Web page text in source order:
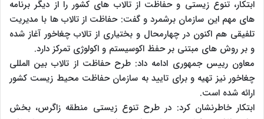
ابتکار، تنوع زیستی و حفاظت از تالاب های کشور را از دیگر برنامه
های مهم این سازمان برشمرد و گفت: حفاظت از تالاب ها با مدیریت
تلفیقی هم اکنون در چهارمحال و بختیاری از تالاب چغاخور آغاز شده
و بر روش های مبتنی بر حفظ اکوسیستم و اکولوژی تمرکز دارد.
معاون رییس جمهوری ادامه داد: طرح حفاظت از تالاب بین المللی
چغاخور نیز تهیه و برای تایید به سازمان حفاظت محیط زیست کشور
ارائه شده است.
ابتکار خاطرنشان کرد: در طرح تنوع زیستی منطقه زاگرس، بخش